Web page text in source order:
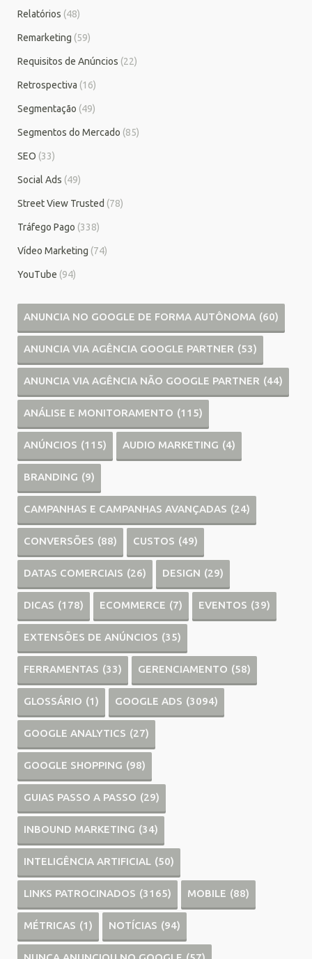
Relatórios (48)
Remarketing (59)
Requisitos de Anúncios (22)
Retrospectiva (16)
Segmentação (49)
Segmentos do Mercado (85)
SEO (33)
Social Ads (49)
Street View Trusted (78)
Tráfego Pago (338)
Vídeo Marketing (74)
YouTube (94)
ANUNCIA NO GOOGLE DE FORMA AUTÔNOMA (60)
ANUNCIA VIA AGÊNCIA GOOGLE PARTNER (53)
ANUNCIA VIA AGÊNCIA NÃO GOOGLE PARTNER (44)
ANÁLISE E MONITORAMENTO (115)
ANÚNCIOS (115) AUDIO MARKETING (4)
BRANDING (9)
CAMPANHAS E CAMPANHAS AVANÇADAS (24)
CONVERSÕES (88) CUSTOS (49)
DATAS COMERCIAIS (26) DESIGN (29)
DICAS (178) ECOMMERCE (7) EVENTOS (39)
EXTENSÕES DE ANÚNCIOS (35)
FERRAMENTAS (33) GERENCIAMENTO (58)
GLOSSÁRIO (1) GOOGLE ADS (3094)
GOOGLE ANALYTICS (27)
GOOGLE SHOPPING (98)
GUIAS PASSO A PASSO (29)
INBOUND MARKETING (34)
INTELIGÊNCIA ARTIFICIAL (50)
LINKS PATROCINADOS (3165) MOBILE (88)
MÉTRICAS (1) NOTÍCIAS (94)